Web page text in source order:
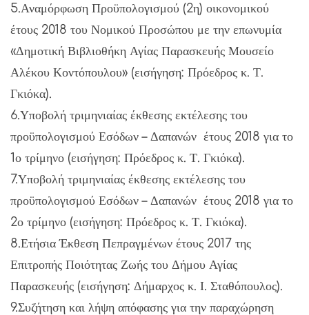
5.Αναμόρφωση Προϋπολογισμού (2η) οικονομικού
έτους 2018 του Νομικού Προσώπου με την επωνυμία
«Δημοτική Βιβλιοθήκη Αγίας Παρασκευής Μουσείο
Αλέκου Κοντόπουλου» (εισήγηση: Πρόεδρος κ. Τ.
Γκιόκα).
6.Υποβολή τριμηνιαίας έκθεσης εκτέλεσης του
προϋπολογισμού Εσόδων – Δαπανών έτους 2018 για το
1ο τρίμηνο (εισήγηση: Πρόεδρος κ. Τ. Γκιόκα).
7.Υποβολή τριμηνιαίας έκθεσης εκτέλεσης του
προϋπολογισμού Εσόδων – Δαπανών έτους 2018 για το
2ο τρίμηνο (εισήγηση: Πρόεδρος κ. Τ. Γκιόκα).
8.Ετήσια Έκθεση Πεπραγμένων έτους 2017 της
Επιτροπής Ποιότητας Ζωής του Δήμου Αγίας
Παρασκευής (εισήγηση: Δήμαρχος κ. Ι. Σταθόπουλος).
9.Συζήτηση και λήψη απόφασης για την παραχώρηση